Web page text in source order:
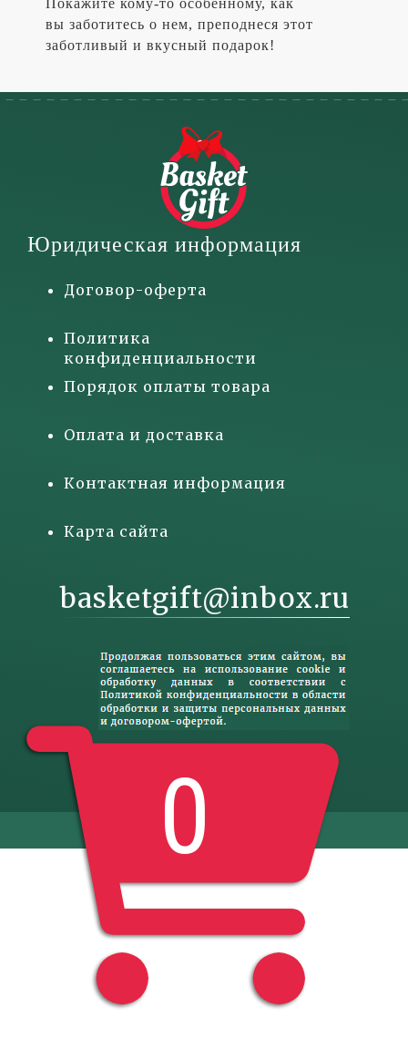
0
Покажите кому-то особенному, как
вы заботитесь о нем, преподнеся этот
заботливый и вкусный подарок!
Юридическая информация
Договор-оферта
Политика
конфиденциальности
Порядок оплаты товара
Оплата и доставка
Контактная информация
Карта сайта
basketgift@inbox.ru
© Basketgift.ru 2017-2026